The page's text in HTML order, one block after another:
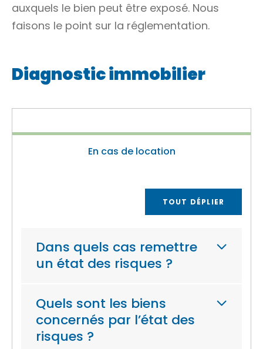
auxquels le bien peut être exposé. Nous
faisons le point sur la réglementation.
Diagnostic immobilier
En cas de location
TOUT DÉPLIER
Dans quels cas remettre
un état des risques ?
Quels sont les biens
concernés par l’état des
risques ?